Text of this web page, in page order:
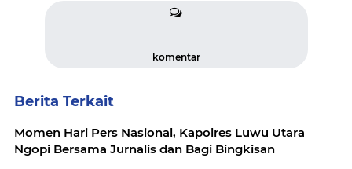
komentar
Berita Terkait
Momen Hari Pers Nasional, Kapolres Luwu Utara
Ngopi Bersama Jurnalis dan Bagi Bingkisan